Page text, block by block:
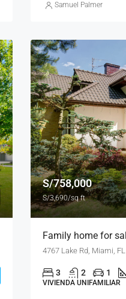
Samuel Palmer
S/758,000
S/3,690/sq ft
Family home for
4767 Lake Rd, Miami,
3 2 1
VIVIENDA UNIFAMILIAR